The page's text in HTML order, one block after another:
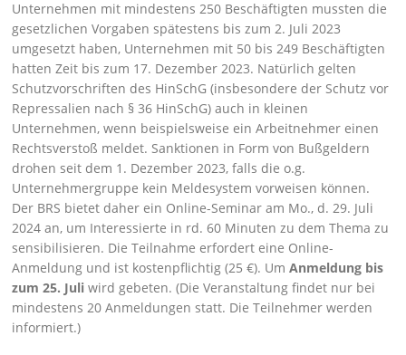
Unternehmen mit mindestens 250 Beschäftigten mussten die
gesetzlichen Vorgaben spätestens bis zum 2. Juli 2023
umgesetzt haben, Unternehmen mit 50 bis 249 Beschäftigten
hatten Zeit bis zum 17. Dezember 2023. Natürlich gelten
Schutzvorschriften des HinSchG (insbesondere der Schutz vor
Repressalien nach § 36 HinSchG) auch in kleinen
Unternehmen, wenn beispielsweise ein Arbeitnehmer einen
Rechtsverstoß meldet. Sanktionen in Form von Bußgeldern
drohen seit dem 1. Dezember 2023, falls die o.g.
Unternehmergruppe kein Meldesystem vorweisen können.
Der BRS bietet daher ein Online-Seminar am Mo., d. 29. Juli
2024 an, um Interessierte in rd. 60 Minuten zu dem Thema zu
sensibilisieren. Die Teilnahme erfordert eine Online-
Anmeldung und ist kostenpflichtig (25 €). UmAnmeldung bis
zum 25. Juli wird gebeten. (Die Veranstaltung findet nur bei
mindestens 20 Anmeldungen statt. Die Teilnehmer werden
informiert.)